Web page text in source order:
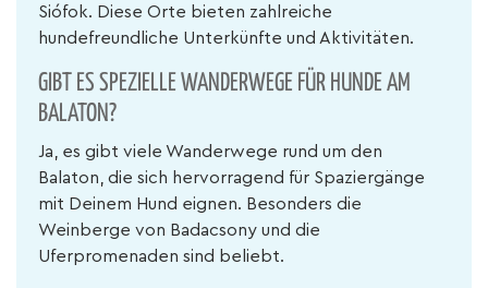
Siófok. Diese Orte bieten zahlreiche
hundefreundliche Unterkünfte und Aktivitäten.
GIBT ES SPEZIELLE WANDERWEGE FÜR HUNDE AM
BALATON?
Ja, es gibt viele Wanderwege rund um den
Balaton, die sich hervorragend für Spaziergänge
mit Deinem Hund eignen. Besonders die
Weinberge von Badacsony und die
Uferpromenaden sind beliebt.